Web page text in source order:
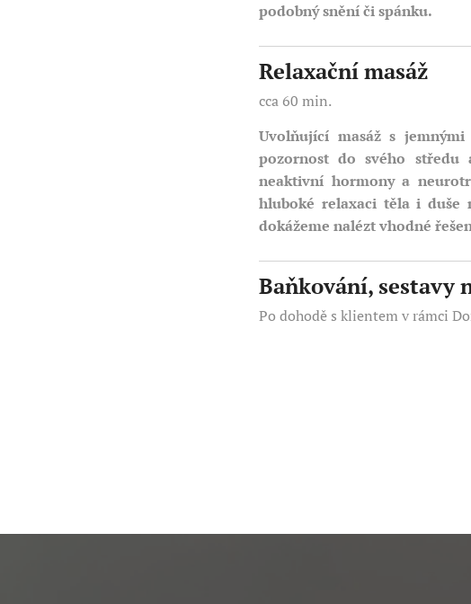
podobný snění či spánku.
Relaxační masáž
cca 60 min.
Uvolňující masáž s
pozornost do svého
neaktivní hormony a
hluboké relaxaci těla i duše
dokážeme nalézt vhodné
Baňkování, sestavy
Po dohodě s klientem v rámci